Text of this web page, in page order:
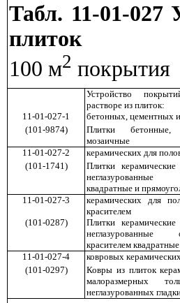
Табл. 11-01-027
плиток
100 м2 покрытия
Устройство
растворе из плиток:
11-01-027-1
бетонных, цементных
(101-9874)
Плитки
мозаичные
11-01-027-2 керамических для
(101-1741)
Плитки
квадратные и
11-01-027-3
керамических для
красителем
(101-0287)
Плитки
красителем
11-01-027-4 ковровых
(101-0297)
Ковры из плиток
малоразмерных
неглазурованных